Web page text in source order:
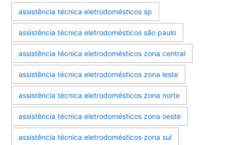
assistência técnica eletrodomésticos sp
assistência técnica eletrodomésticos são paulo
assistência técnica eletrodomésticos zona central
assistência técnica eletrodomésticos zona leste
assistência técnica eletrodomésticos zona norte
assistência técnica eletrodomésticos zona oeste
assistência técnica eletrodomésticos zona sul